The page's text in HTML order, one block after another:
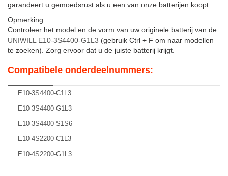
garandeert u gemoedsrust als u een van onze batterijen koopt.
Opmerking:
Controleer het model en de vorm van uw originele batterij van de
UNIWILL E10-3S4400-G1L3 (gebruik Ctrl + F om naar modellen
te zoeken). Zorg ervoor dat u de juiste batterij krijgt.
Compatibele onderdeelnummers:
E10-3S4400-C1L3
E10-3S4400-G1L3
E10-3S4400-S1S6
E10-4S2200-C1L3
E10-4S2200-G1L3